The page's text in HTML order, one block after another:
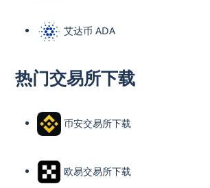
艾达币 ADA
热门交易所下载
币安交易所下载
欧易交易所下载